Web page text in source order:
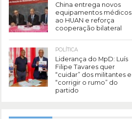
China entrega novos
equipamentos médicos
ao HUAN e reforça
cooperação bilateral
POLÍTICA
Liderança do MpD: Luís
Filipe Tavares quer
“cuidar” dos militantes e
“corrigir o rumo” do
partido